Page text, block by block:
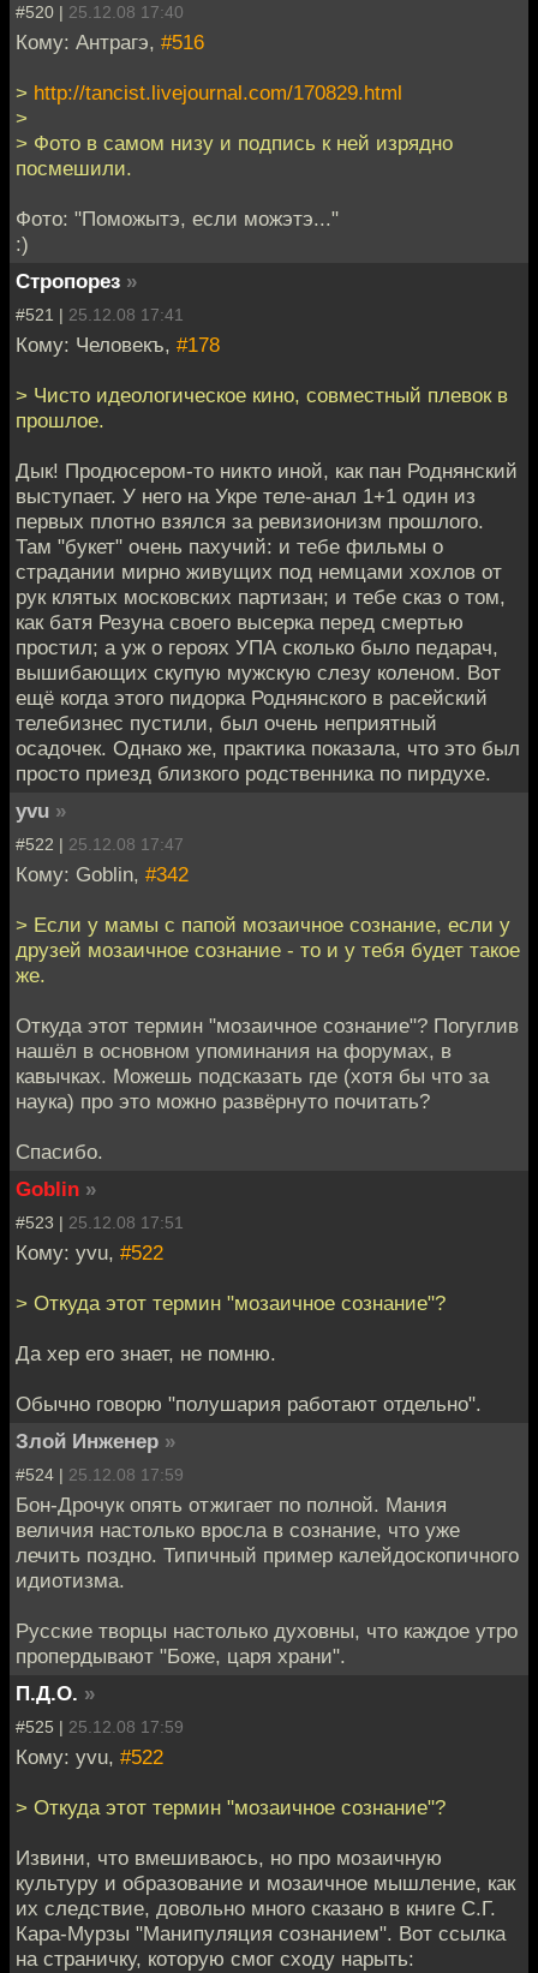
#520 | 25.12.08 17:40
Кому: Антрагэ, #516
> http://tancist.livejournal.com/170829.html
>
> Фото в самом низу и подпись к ней изрядно
посмешили.
Фото: "Поможытэ, если можэтэ..."
:)
Стропорез »
#521 | 25.12.08 17:41
Кому: Человекъ, #178
> Чисто идеологическое кино, совместный плевок в
прошлое.
Дык! Продюсером-то никто иной, как пан Роднянский
выступает. У него на Укре теле-анал 1+1 один из
первых плотно взялся за ревизионизм прошлого.
Там "букет" очень пахучий: и тебе фильмы о
страдании мирно живущих под немцами хохлов от
рук клятых московских партизан; и тебе сказ о том,
как батя Резуна своего высерка перед смертью
простил; а уж о героях УПА сколько было педарач,
вышибающих скупую мужскую слезу коленом. Вот
ещё когда этого пидорка Роднянского в расейский
телебизнес пустили, был очень неприятный
осадочек. Однако же, практика показала, что это был
просто приезд близкого родственника по пирдухе.
yvu »
#522 | 25.12.08 17:47
Кому: Goblin, #342
> Если у мамы с папой мозаичное сознание, если у
друзей мозаичное сознание - то и у тебя будет такое
же.
Откуда этот термин "мозаичное сознание"? Погуглив
нашёл в основном упоминания на форумах, в
кавычках. Можешь подсказать где (хотя бы что за
наука) про это можно развёрнуто почитать?
Спасибо.
Goblin »
#523 | 25.12.08 17:51
Кому: yvu, #522
> Откуда этот термин "мозаичное сознание"?
Да хер его знает, не помню.
Обычно говорю "полушария работают отдельно".
Злой Инженер »
#524 | 25.12.08 17:59
Бон-Дрочук опять отжигает по полной. Мания
величия настолько вросла в сознание, что уже
лечить поздно. Типичный пример калейдоскопичного
идиотизма.
Русские творцы настолько духовны, что каждое утро
пропердывают "Боже, царя храни".
П.Д.О. »
#525 | 25.12.08 17:59
Кому: yvu, #522
> Откуда этот термин "мозаичное сознание"?
Извини, что вмешиваюсь, но про мозаичную
культуру и образование и мозаичное мышление, как
их следствие, довольно много сказано в книге С.Г.
Кара-Мурзы "Манипуляция сознанием". Вот ссылка
на страничку, которую смог сходу нарыть: